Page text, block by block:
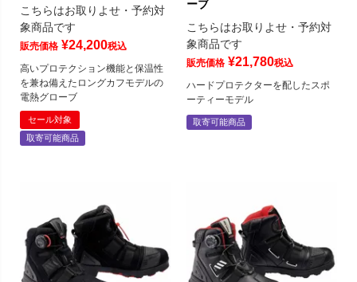
こちらはお取りよせ・予約対
象商品です
販売価格 ¥24,200税込
高いプロテクション機能と保温性
を兼ね備えたロングカフモデルの
電熱グローブ
セール対象
取寄可能商品
ーブ
こちらはお取りよせ・予約対
象商品です
販売価格 ¥21,780税込
ハードプロテクターを配したスポ
ーティーモデル
取寄可能商品